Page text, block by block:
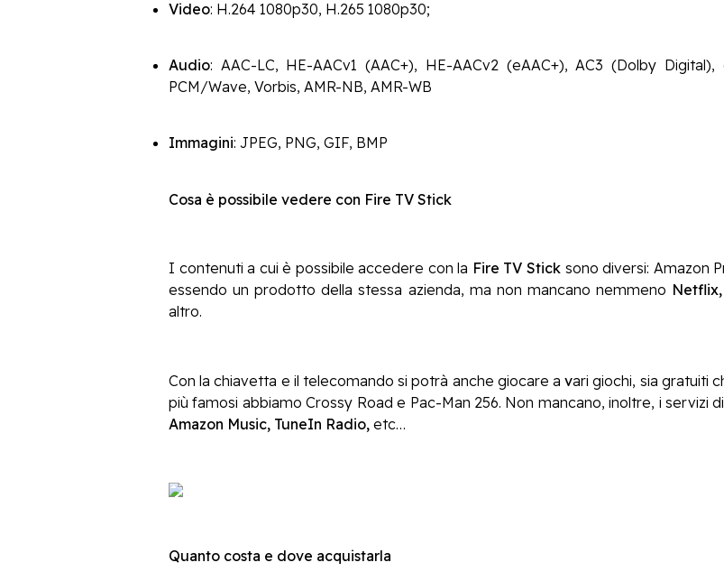
Video: H.264 1080p30, H.265 1080p30;
Audio: AAC-LC, HE-AACv1 (AAC+), HE-AACv2 (eAAC+), AC3 (Dolby
PCM/Wave, Vorbis, AMR-NB, AMR-WB
Immagini: JPEG, PNG, GIF, BMP
Cosa è possibile vedere con Fire TV Stick
I contenuti a cui è possibile accedere con la Fire TV Stick sono diversi: Amazon
essendo un prodotto della stessa azienda, ma non mancano nemmeno Netflix,
altro.
Con la chiavetta e il telecomando si potrà anche giocare a vari giochi, sia gratuiti
più famosi abbiamo Crossy Road e Pac-Man 256. Non mancano, inoltre, i servizi
Amazon Music, TuneIn Radio, etc…
Quanto costa e dove acquistarla